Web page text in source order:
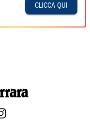
CLICCA QUI